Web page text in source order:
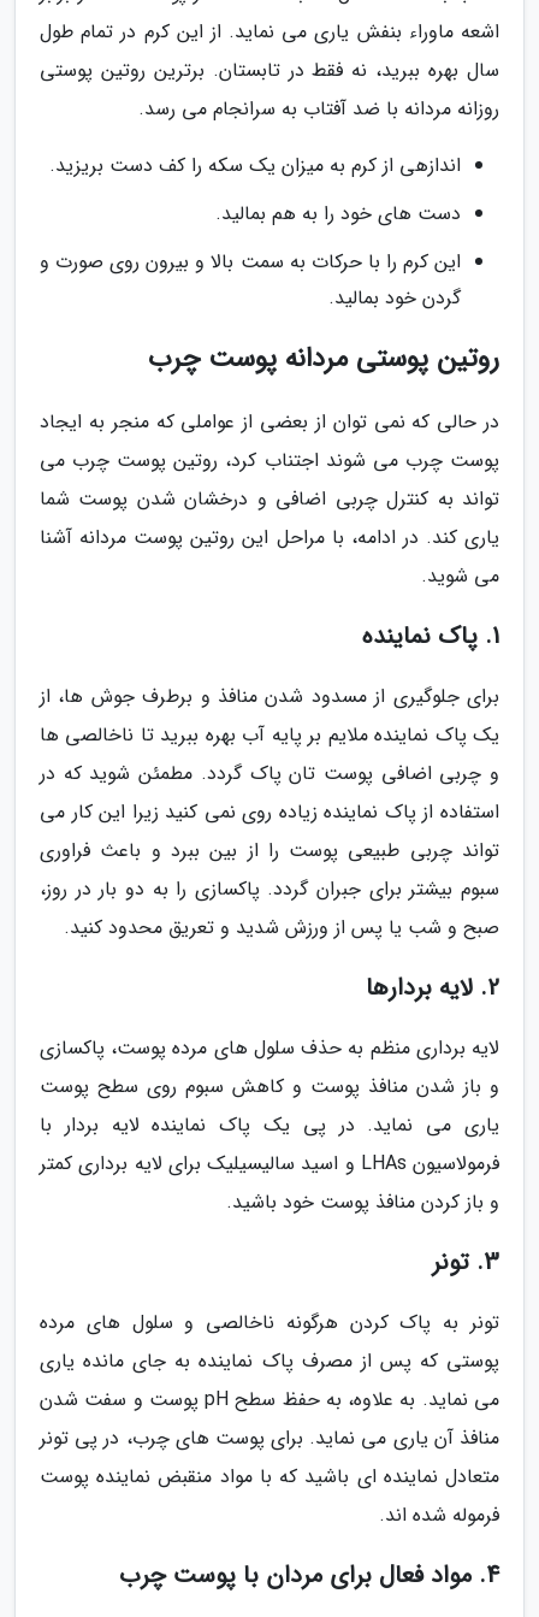
اشعه ماوراء بنفش یاری می نماید. از این کرم در تمام طول
سال بهره ببرید، نه فقط در تابستان. برترین روتین پوستی
روزانه مردانه با ضد آفتاب به سرانجام می رسد.
اندازهی از کرم به میزان یک سکه را کف دست بریزید.
دست های خود را به هم بمالید.
این کرم را با حرکات به سمت بالا و بیرون روی صورت و
گردن خود بمالید.
روتین پوستی مردانه پوست چرب
در حالی که نمی توان از بعضی از عواملی که منجر به ایجاد
پوست چرب می شوند اجتناب کرد، روتین پوست چرب می
تواند به کنترل چربی اضافی و درخشان شدن پوست شما
یاری کند. در ادامه، با مراحل این روتین پوست مردانه آشنا
می شوید.
1. پاک نماینده
برای جلوگیری از مسدود شدن منافذ و برطرف جوش ها، از
یک پاک نماینده ملایم بر پایه آب بهره ببرید تا ناخالصی ها
و چربی اضافی پوست تان پاک گردد. مطمئن شوید که در
استفاده از پاک نماینده زیاده روی نمی کنید زیرا این کار می
تواند چربی طبیعی پوست را از بین ببرد و باعث فراوری
سبوم بیشتر برای جبران گردد. پاکسازی را به دو بار در روز،
صبح و شب یا پس از ورزش شدید و تعریق محدود کنید.
2. لایه بردارها
لایه برداری منظم به حذف سلول های مرده پوست، پاکسازی
و باز شدن منافذ پوست و کاهش سبوم روی سطح پوست
یاری می نماید. در پی یک پاک نماینده لایه بردار با
فرمولاسیون LHAs و اسید سالیسیلیک برای لایه برداری کمتر
و باز کردن منافذ پوست خود باشید.
3. تونر
تونر به پاک کردن هرگونه ناخالصی و سلول های مرده
پوستی که پس از مصرف پاک نماینده به جای مانده یاری
می نماید. به علاوه، به حفظ سطح pH پوست و سفت شدن
منافذ آن یاری می نماید. برای پوست های چرب، در پی تونر
متعادل نماینده ای باشید که با مواد منقبض نماینده پوست
فرموله شده اند.
4. مواد فعال برای مردان با پوست چرب